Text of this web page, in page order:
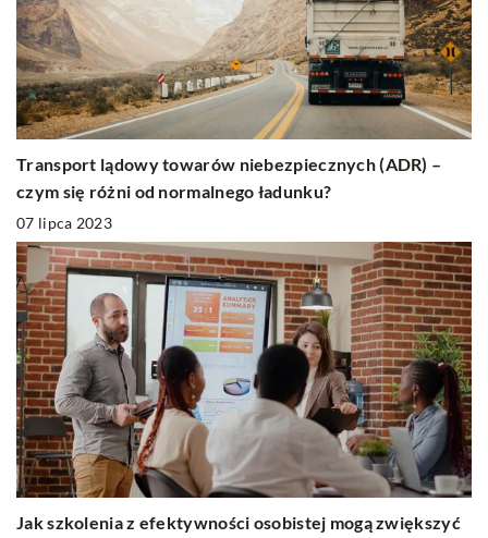
Transport lądowy towarów niebezpiecznych (ADR) –
czym się różni od normalnego ładunku?
07 lipca 2023
Jak szkolenia z efektywności osobistej mogą zwiększyć